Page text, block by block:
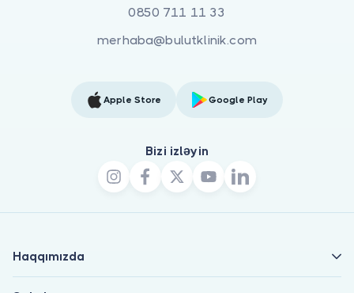
0850 711 11 33
merhaba@bulutklinik.com
Apple Store Google Play
Bizi izləyin
Haqqımızda